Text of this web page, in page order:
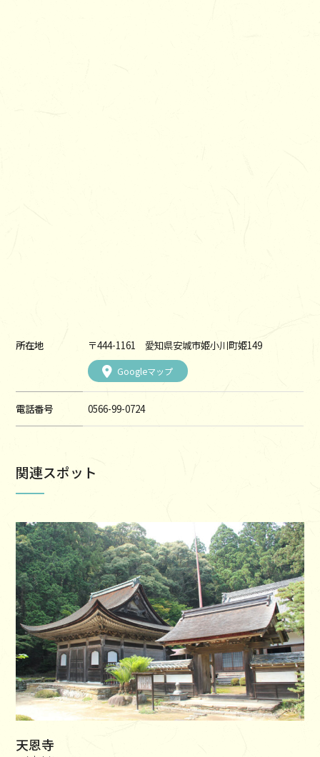
所在地 〒444-1161 愛知県安城市姫小川町姫149
Googleマップ
電話番号 0566-99-0724
関連スポット
天恩寺